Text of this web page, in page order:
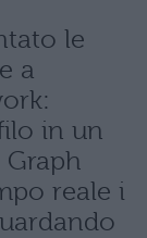
le
a
in un
reale i